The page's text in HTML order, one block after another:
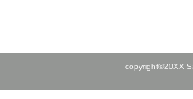
copyright©20XX